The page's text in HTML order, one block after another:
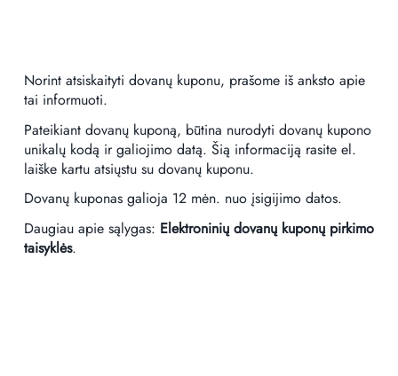
Norint atsiskaityti dovanų kuponu, prašome iš anksto apie
tai informuoti.
Pateikiant dovanų kuponą, būtina nurodyti dovanų kupono
unikalų kodą ir galiojimo datą. Šią informaciją rasite el.
laiške kartu atsiųstu su dovanų kuponu.
Dovanų kuponas galioja 12 mėn. nuo įsigijimo datos.
Daugiau apie sąlygas: Elektroninių dovanų kuponų pirkimo
taisyklės.